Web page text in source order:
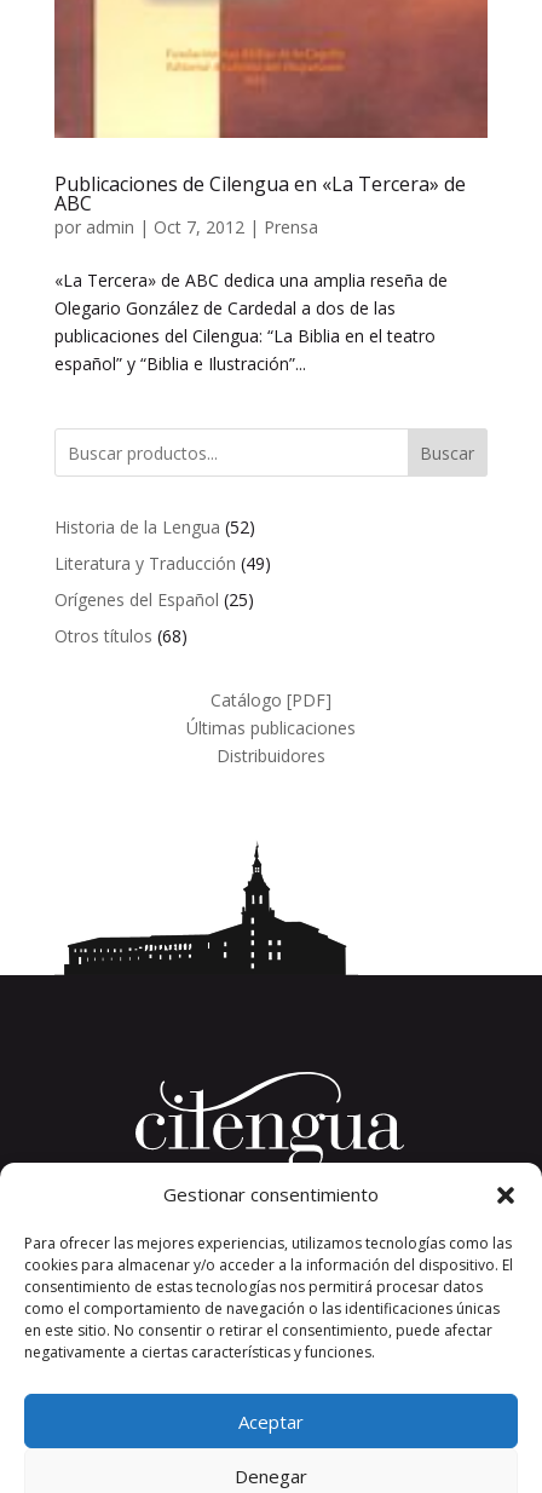
Gestionar consentimiento
Para ofrecer las mejores experiencias, utilizamos tecnologías como las
cookies para almacenar y/o acceder a la información del dispositivo. El
consentimiento de estas tecnologías nos permitirá procesar datos
como el comportamiento de navegación o las identificaciones únicas
en este sitio. No consentir o retirar el consentimiento, puede afectar
negativamente a ciertas características y funciones.
Aceptar
Denegar
Publicaciones de Cilengua en «La Tercera» de
ABC
por admin | Oct 7, 2012| Prensa
«La Tercera» de ABC dedica una amplia reseña de
Olegario González de Cardedal a dos de las
publicaciones del Cilengua: “La Biblia en el teatro
español” y “Biblia e Ilustración”...
Buscar
Historia de la Lengua 5252
productos
Literatura y Traducción 4949
Orígenes del Español 2525
Otros títulos 6868
Catálogo [PDF]
Últimas publicaciones
Distribuidores
26326 San Millán de la Cogolla
La Rioja. España.
Teléfono: +34 941 373 389
cilengua@cilengua.es